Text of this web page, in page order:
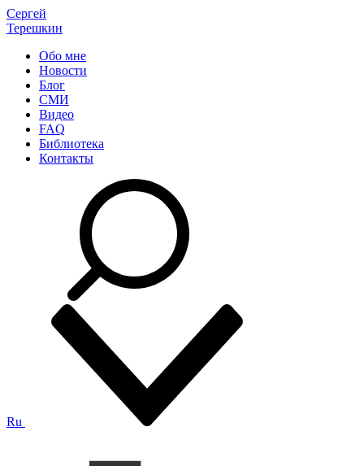
Сергей
Терешкин
Обо мне
Новости
Блог
СМИ
Видео
FAQ
Библиотека
Контакты
Ru